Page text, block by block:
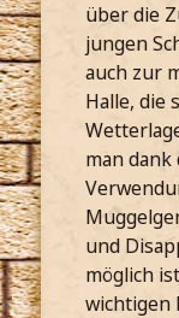
über die
jungen
auch zur
Halle, die
man dank
und
möglich
wichtigen